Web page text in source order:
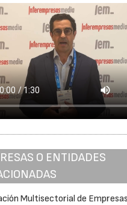
O ENTIDADES
Multisectorial de